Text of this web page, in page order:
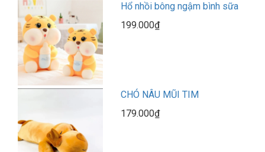
Hổ nhồi bông ngậm bình sữa
199.000₫
CHÓ NÂU MŨI TIM
179.000₫